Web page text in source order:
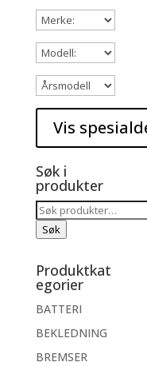
Søk i
produkter
Søk
etter:
Søk
Produktkat
egorier
BATTERI
BEKLEDNING
BREMSER